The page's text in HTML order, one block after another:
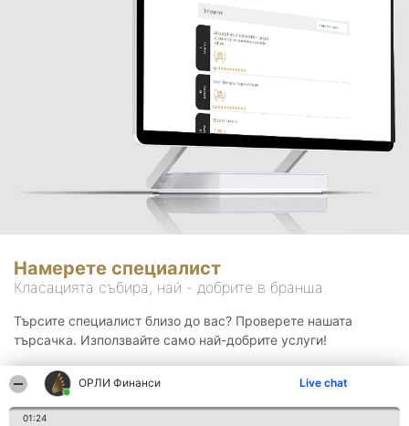
ОРЛИ Финанси Live chat
01:24
Намерете специалист
Класацията събира, най - добрите в бранша.
Търсите специалист близо до вас? Проверете нашата
търсачка. Използвайте само най-добрите услуги!